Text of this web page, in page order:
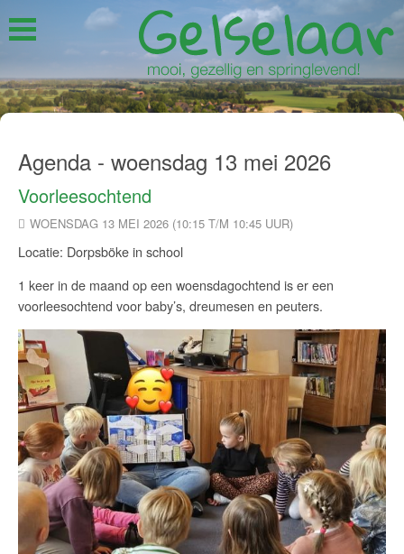
Agenda - woensdag 13 mei 2026
Voorleesochtend
WOENSDAG 13 MEI 2026 (10:15 T/M 10:45 UUR)
Locatie: Dorpsböke in school
1 keer in de maand op een woensdagochtend is er een
voorleesochtend voor baby’s, dreumesen en peuters.